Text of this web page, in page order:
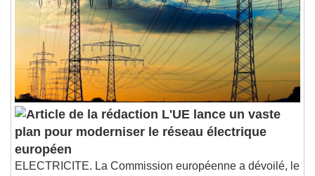
L'UE lance un vaste
plan pour moderniser le réseau électrique
européen